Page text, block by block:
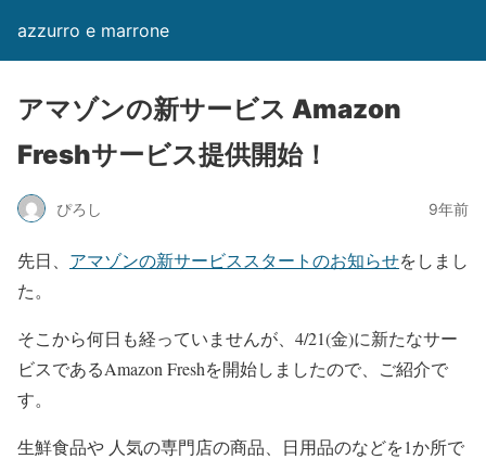
azzurro e marrone
アマゾンの新サービス Amazon
Freshサービス提供開始！
ぴろし 9年前
先日、 アマゾンの新サービススタートのお知らせをしまし
た。
そこから何日も経っていませんが、4/21(金)に新たなサー
ビスであるAmazon Freshを開始しましたので、ご紹介で
す。
生鮮食品や 人気の専門店の商品、日用品のなどを1か所で